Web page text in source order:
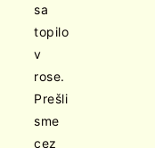
sa
topilo
v
rose.
Prešli
sme
cez